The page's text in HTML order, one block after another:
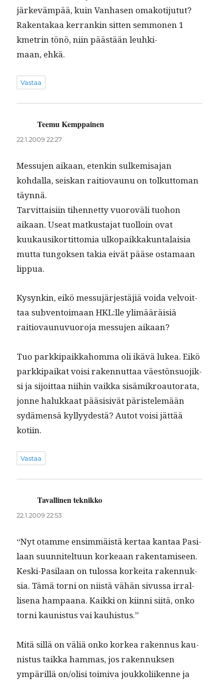
järkeväm­pää, kuin Van­hasen omakotijutut?
Rak­en­takaa ker­rankin sit­ten sem­mo­nen 1
kmetrin tönö, niin päästään leuhki­
maan, ehkä.
Vastaa
Teemu Kemppainen
22.1.2009 22:27
Mes­su­jen aikaan, etenkin sulkemisa­jan
kohdal­la, seiskan raitio­vaunu on tolkut­toman
täynnä.
Tarvit­taisi­in tihen­net­ty vuoroväli tuo­hon
aikaan. Use­at matkus­ta­jat tuol­loin ovat
kuukausiko­r­tit­to­mia ulkopaikkakun­ta­laisia
mut­ta tun­gok­sen takia eivät pääse osta­maan
lippua.
Kysynkin, eikö mes­su­jär­jestäjiä voi­da velvoit­
taa sub­ven­toimaan HKL:lle ylimääräisiä
raitio­vaunuvuoro­ja mes­su­jen aikaan?
Tuo parkkipaikka­hom­ma oli ikävä lukea. Eikö
parkkipaikat voisi raken­nut­taa väestön­suo­jik­
si ja sijoit­taa niihin vaik­ka sisämikroau­tora­ta,
jonne halukkaat pää­si­sivät päris­telemään
sydä­men­sä kyl­lyy­destä? Autot voisi jät­tää
kotiin.
Vastaa
Tavallinen teknikko
22.1.2009 22:53
“Nyt otamme ensim­mäistä ker­taa kan­taa Pasi­
laan suun­nitel­tu­un korkeaan rak­en­tamiseen.
Kes­ki-Pasi­laan on tulos­sa korkei­ta raken­nuk­
sia. Tämä torni on niistä vähän sivus­sa irral­
lise­na ham­paana. Kaik­ki on kiin­ni siitä, onko
torni kau­nis­tus vai kauhistus.”
Mitä sil­lä on väliä onko korkea raken­nus kau­
nis­tus taik­ka ham­mas, jos raken­nuk­sen
ympäril­lä on/olisi toimi­va joukkoli­ikenne ja